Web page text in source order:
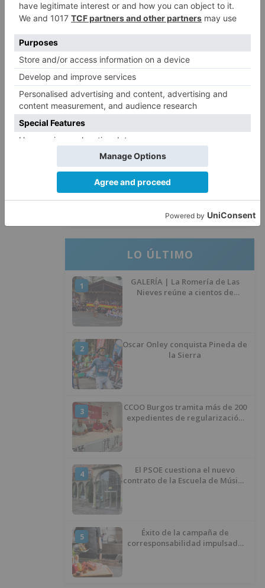
infantil del Barrio del Pilar de
Burgos
3
Seis proyectos de Burgos
recibirán 7,5 millones de euros
para impulsar plantas solares
4
Herido un hombre de 35 años
ser atropellado en Burgos
El PSOE advierte de que el
Ayuntamiento de Burgos ha
inversiones
LO ÚLTIMO
1
GALERÍA | La Romería de Las
Nieves reúne a cientos de
2
Oscar Onley conquista Pineda de
la Sierra
3
CCOO Burgos tramita más de 200
expedientes de regularización
4
El PSOE cuestiona el nuevo
contrato de la Escuela de Música
5
Éxito de la campaña de
corresponsabilidad impulsada